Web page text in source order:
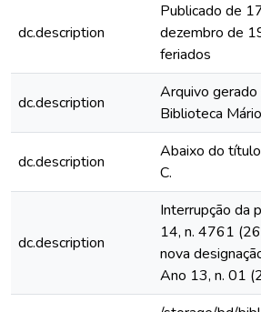
dc.description
Publicado de
dezembro de
feriados
dc.description
Arquivo gerado
Biblioteca
dc.description
Abaixo do
C.
dc.description
Interrupção da
14, n. 4761
nova
Ano 13, n. 01